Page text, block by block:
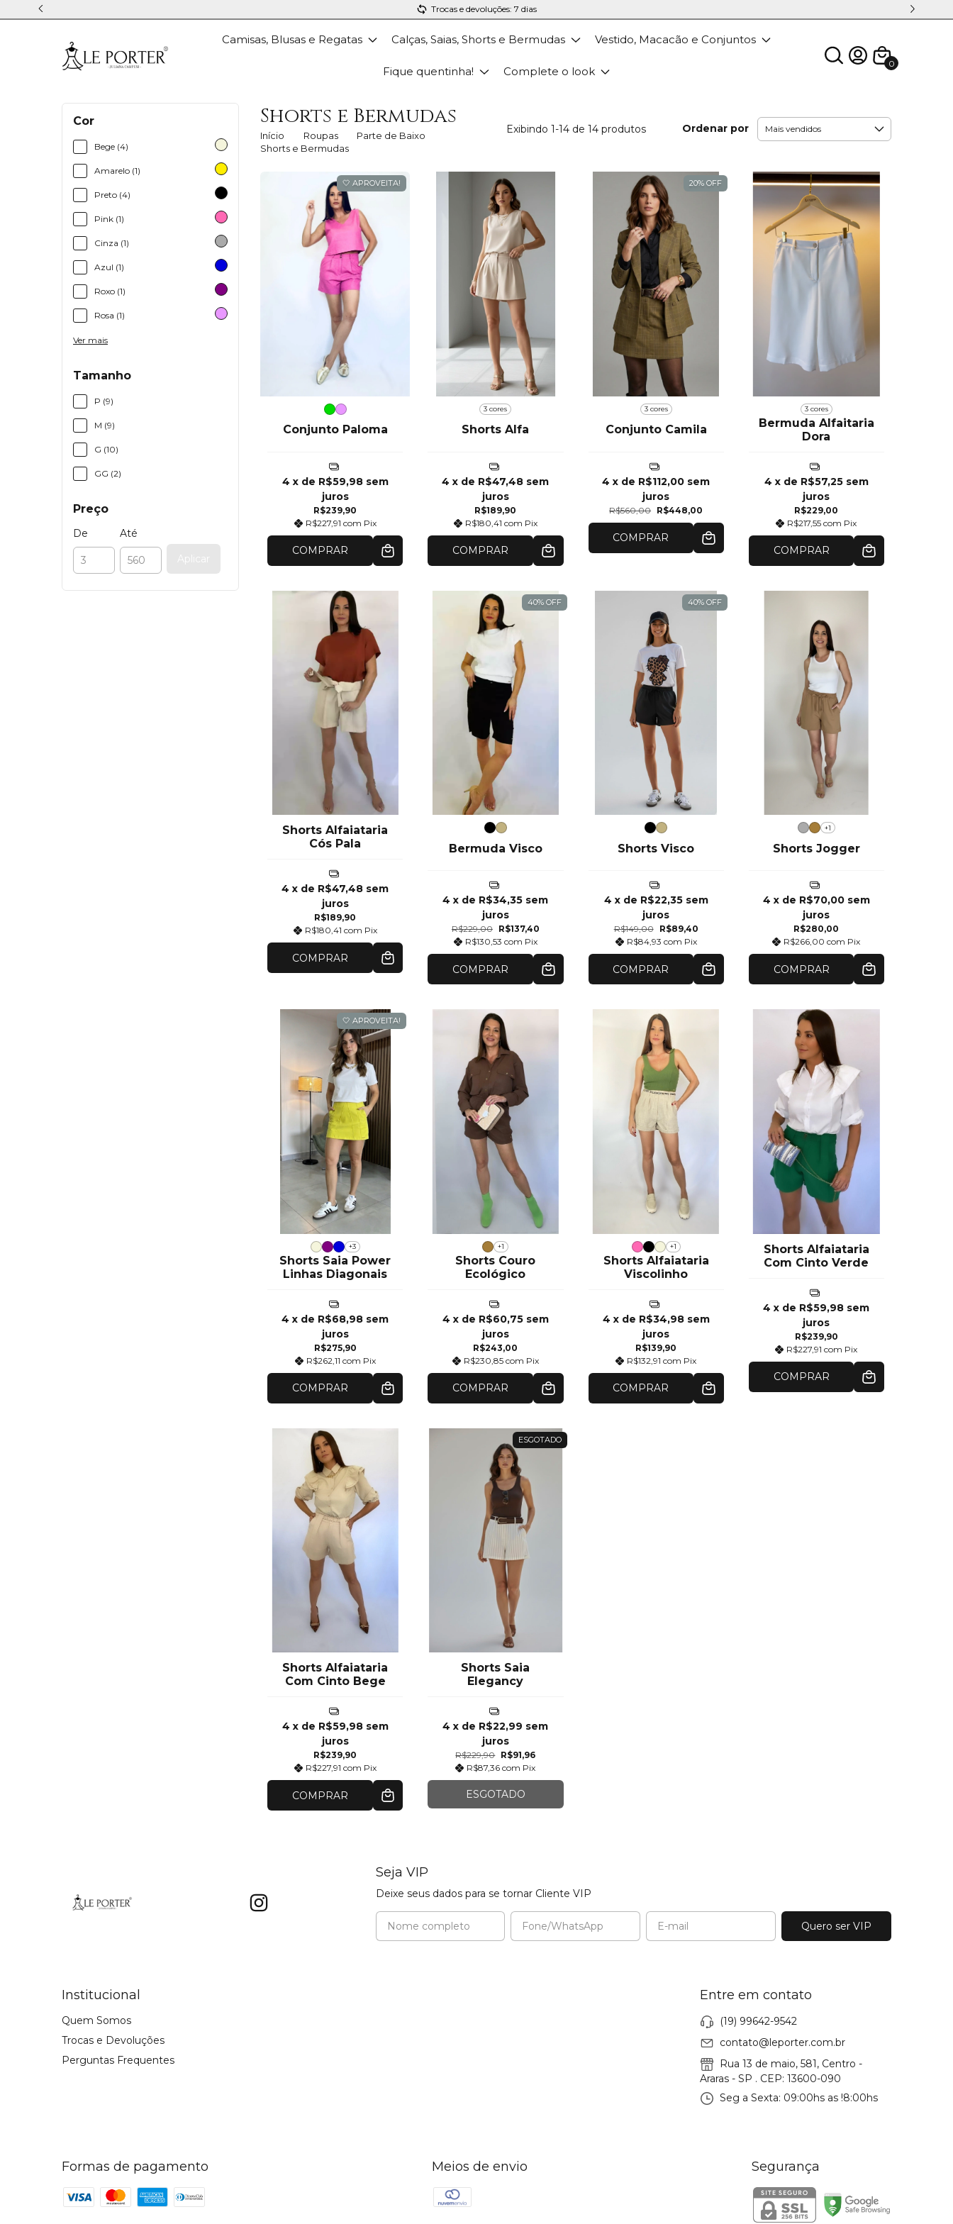
Trocas e devoluções: 7 dias
Camisas, Blusas e Regatas Calças, Saias, Shorts e Bermudas Vestido, Macacão e Conjuntos
Fique quentinha! Complete o look
0
Cor
Bege (4)
Amarelo (1)
Preto (4)
Pink (1)
Cinza (1)
Azul (1)
Roxo (1)
Rosa (1)
Ver mais
Tamanho
P (9)
M (9)
G (10)
GG (2)
Preço
De
Até
Aplicar
Shorts e Bermudas
Início Roupas
Parte de Baixo
Shorts e Bermudas
Exibindo 1-14 de 14 produtos Ordenar por
🤍 APROVEITA!
Conjunto Paloma
R$239,90
R$227,91 com Pix
4 x de R$59,98 sem
juros
COMPRAR
3 cores
Shorts Alfa
R$189,90
R$180,41 com Pix
4 x de R$47,48 sem
juros
COMPRAR
20% OFF
3 cores
Conjunto Camila
R$560,00 R$448,00
4 x de R$112,00 sem
juros
COMPRAR
3 cores
Bermuda Alfaitaria
Dora
R$229,00
R$217,55com Pix
4 x de R$57,25 sem
juros
COMPRAR
Shorts Alfaiataria
Cós Pala
R$189,90
R$180,41 com Pix
4 x de R$47,48 sem
juros
COMPRAR
40% OFF
Bermuda Visco
R$229,00
R$137,40
R$130,53 com Pix
4 x de R$34,35 sem
juros
COMPRAR
40% OFF
Shorts Visco
R$149,00
R$89,40
R$84,93 com Pix
4 x de R$22,35 sem
juros
COMPRAR
+1
Shorts Jogger
R$280,00
R$266,00com Pix
4 x de R$70,00 sem
juros
COMPRAR
🤍 APROVEITA!
+3
Shorts Saia Power
Linhas Diagonais
R$275,90
R$262,11 com Pix
4 x de R$68,98 sem
juros
COMPRAR
+1
Shorts Couro
Ecológico
R$243,00
R$230,85 com Pix
4 x de R$60,75 sem
juros
COMPRAR
+1
Shorts Alfaiataria
Viscolinho
R$139,90
R$132,91com Pix
4 x de R$34,98 sem
juros
COMPRAR
Shorts Alfaiataria
Com Cinto Verde
R$239,90
R$227,91com Pix
4 x de R$59,98 sem
juros
COMPRAR
Shorts Alfaiataria
Com Cinto Bege
R$239,90
R$227,91 com Pix
4 x de R$59,98 sem
juros
COMPRAR
ESGOTADO
Shorts Saia
Elegancy
R$229,90 R$91,96
R$87,36com Pix
4 x de R$22,99 sem
juros
ESGOTADO
Seja VIP
Deixe seus dados para se tornar Cliente VIP
Institucional
Quem Somos
Trocas e Devoluções
Perguntas Frequentes
Entre em contato
(19) 99642-9542
contato@leporter.com.br
Rua 13 de maio, 581, Centro -
Araras - SP . CEP: 13600-090
Seg a Sexta: 09:00hs as !8:00hs
Formas de pagamento Meios de envio Segurança